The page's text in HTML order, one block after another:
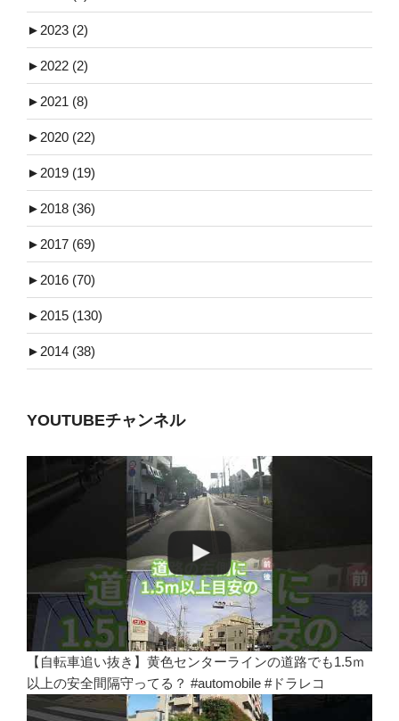
► 2023 (2)
► 2022 (2)
► 2021 (8)
► 2020 (22)
► 2019 (19)
► 2018 (36)
► 2017 (69)
► 2016 (70)
► 2015 (130)
► 2014 (38)
YOUTUBEチャンネル
【自転車追い抜き】黄色センターラインの道路でも1.5ｍ
以上の安全間隔守ってる？ #automobile #ドラレコ